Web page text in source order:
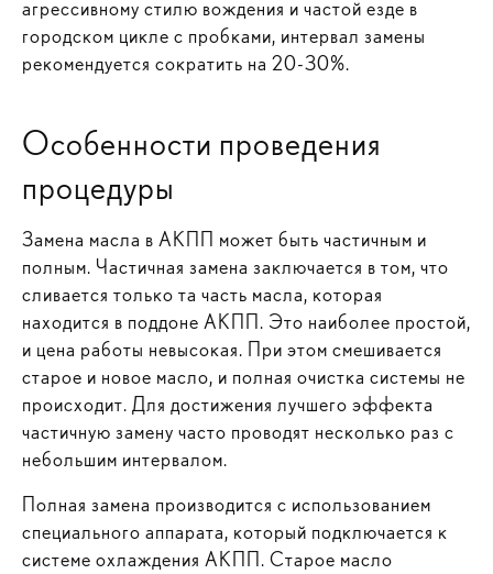
агрессивному стилю вождения и частой езде в
городском цикле с пробками, интервал замены
рекомендуется сократить на 20-30%.
Особенности проведения
процедуры
Замена масла в АКПП может быть частичным и
полным. Частичная замена заключается в том, что
сливается только та часть масла, которая
находится в поддоне АКПП. Это наиболее простой,
и цена работы невысокая. При этом смешивается
старое и новое масло, и полная очистка системы не
происходит. Для достижения лучшего эффекта
частичную замену часто проводят несколько раз с
небольшим интервалом.
Полная замена производится с использованием
специального аппарата, который подключается к
системе охлаждения АКПП. Старое масло